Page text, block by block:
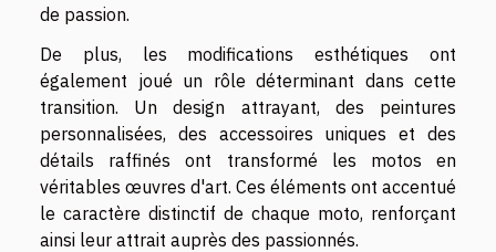
de passion.
De plus, les modifications esthétiques ont
également joué un rôle déterminant dans cette
transition. Un design attrayant, des peintures
personnalisées, des accessoires uniques et des
détails raffinés ont transformé les motos en
véritables œuvres d'art. Ces éléments ont accentué
le caractère distinctif de chaque moto, renforçant
ainsi leur attrait auprès des passionnés.